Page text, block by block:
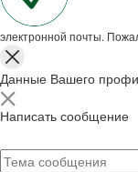
электронной почты.
Данные Вашего
Написать сообщение